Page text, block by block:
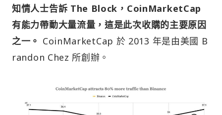
知情人士告訴 The Block，CoinMarketCap
有能力帶動大量流量，這是此次收購的主要原因
之一。 CoinMarketCap 於 2013 年是由美國 B
randon Chez 所創辦。